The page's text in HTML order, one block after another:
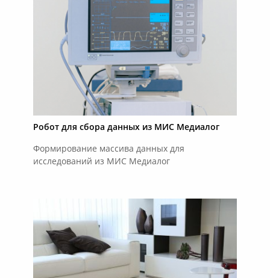
Робот для сбора данных из МИС Медиалог
Формирование массива данных для
исследований из МИС Медиалог